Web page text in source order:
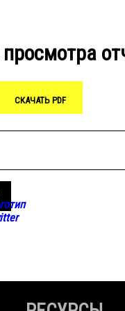
СКАЧАТЬ PDF